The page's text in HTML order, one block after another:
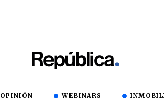
OPINIÓN WEBINARS